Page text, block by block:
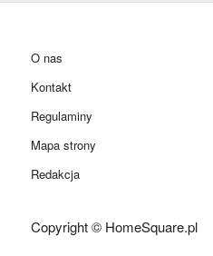
O nas
Kontakt
Regulaminy
Mapa strony
Redakcja
Copyright © HomeSquare.pl